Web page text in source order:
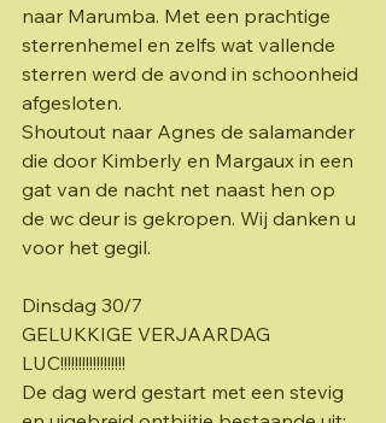
naar Marumba. Met een prachtige
sterrenhemel en zelfs wat vallende
sterren werd de avond in schoonheid
afgesloten.
Shoutout naar Agnes de salamander
die door Kimberly en Margaux in een
gat van de nacht net naast hen op
de wc deur is gekropen. Wij danken u
voor het gegil.
Dinsdag 30/7
GELUKKIGE VERJAARDAG
LUC!!!!!!!!!!!!!!!!!!
De dag werd gestart met een stevig